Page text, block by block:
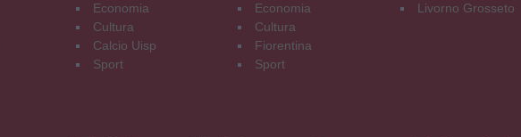
Economia
Cultura
Calcio Uisp
Sport
Economia
Cultura
Fiorentina
Sport
Livorno Grosseto